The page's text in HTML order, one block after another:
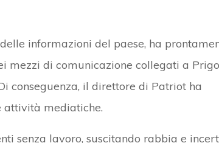
informazioni del paese, ha
mezzi di comunicazione collegati a
conseguenza, il direttore di Patriot ha
mediatiche.
senza lavoro, suscitando rabbia e